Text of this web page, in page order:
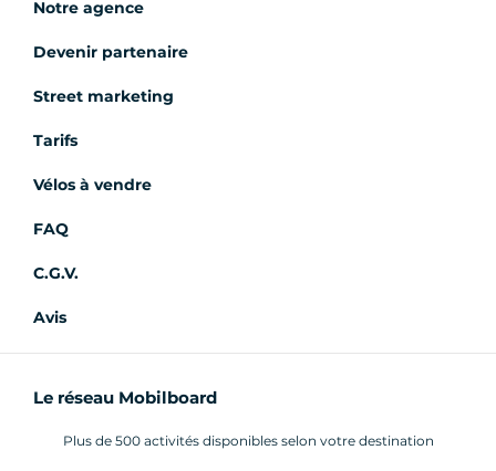
Notre agence
Devenir partenaire
Street marketing
Tarifs
Vélos à vendre
FAQ
C.G.V.
Avis
Le réseau Mobilboard
Plus de 500 activités disponibles selon votre destination